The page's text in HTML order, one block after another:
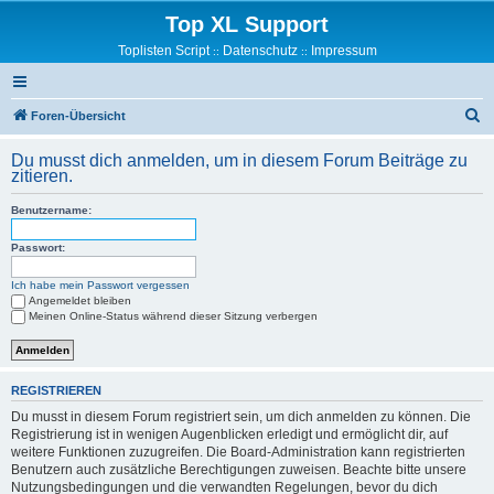
Top XL Support
Toplisten Script:: Datenschutz:: Impressum
Foren-Übersicht
h
Du musst dich anmelden, um in diesem Forum Beiträge zu
zitieren.
Benutzername:
Passwort:
Ich habe mein Passwort vergessen
Angemeldet bleiben
Meinen Online-Status während dieser Sitzung verbergen
REGISTRIEREN
Du musst in diesem Forum registriert sein, um dich anmelden zu können. Die
Registrierung ist in wenigen Augenblicken erledigt und ermöglicht dir, auf
weitere Funktionen zuzugreifen. Die Board-Administration kann registrierten
Benutzern auch zusätzliche Berechtigungen zuweisen. Beachte bitte unsere
Nutzungsbedingungen und die verwandten Regelungen, bevor du dich